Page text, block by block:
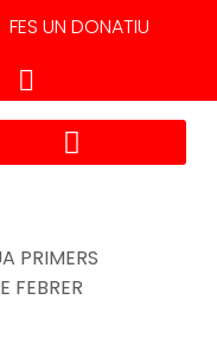
FES UN DONATIU